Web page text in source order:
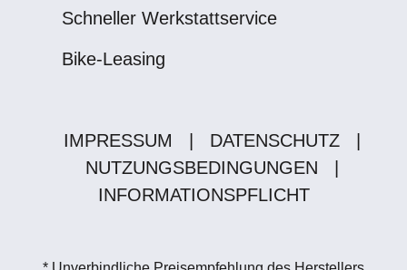
Schneller Werkstattservice
Bike-Leasing
IMPRESSUM DATENSCHUTZ
NUTZUNGSBEDINGUNGEN
INFORMATIONSPFLICHT